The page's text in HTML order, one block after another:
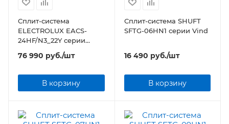
Сплит-система
ELECTROLUX EACS-
24HF/N3_22Y серии
FUSION ULTRA
76 990 руб./шт
В корзину
Сплит-система SHUFT
SFTG-06HN1 серии Vind
16 490 руб./шт
В корзину